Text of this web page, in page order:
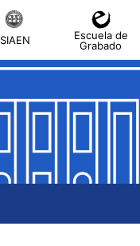
SIAEN
Escuela de
Grabado